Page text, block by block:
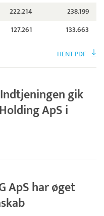
222.214
238.199
127.261 133.663
HENT PDF
gik
ApS i
ApS har øget